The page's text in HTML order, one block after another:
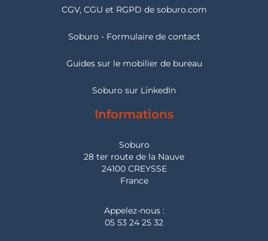
CGV, CGU et RGPD de soburo.com
Soburo - Formulaire de contact
Guides sur le mobilier de bureau
Soburo sur LinkedIn
Informations
Soburo
28 ter route de la Nauve
24100 CREYSSE
France
Appelez-nous :
05 53 24 25 32